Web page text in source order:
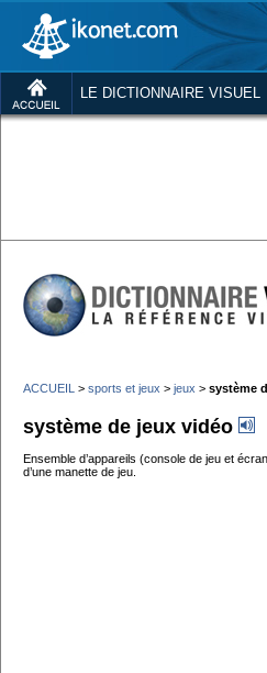
LE DICTIONNAIRE VISUEL
ACCUEIL > sports et jeux > jeux > système
système de jeux vidéo
Ensemble d’appareils (console de jeu et
d’une manette de jeu.